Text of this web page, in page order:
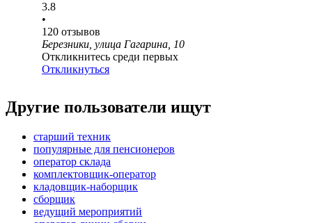
3.8
•
120 отзывов
Березники, улица Гагарина, 10
Откликнитесь среди первых
Откликнуться
Другие пользователи ищут
старший техник
популярные для пенсионеров
оператор склада
комплектовщик-оператор
кладовщик-наборщик
сборщик
ведущий мероприятий